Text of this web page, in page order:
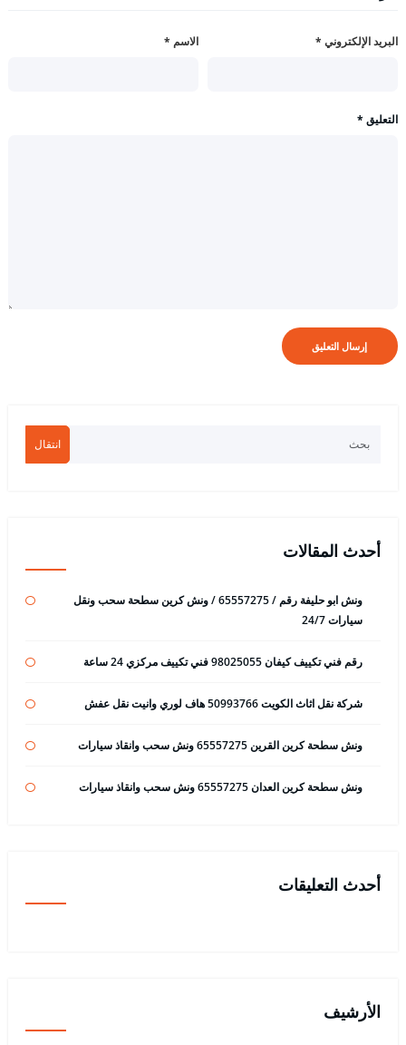
الاسم * البريد الإلكتروني *
التعليق *
انتقال
أحدث المقالات
ونش ابو حليفة رقم / 65557275 / ونش كرين سطحة سحب ونقل
سيارات 24/7
رقم فني تكييف كيفان 98025055 فني تكييف مركزي 24 ساعة
شركة نقل اثاث الكويت 50993766 هاف لوري وانيت نقل عفش
ونش سطحة كرين القرين 65557275 ونش سحب وانقاذ سيارات
ونش سطحة كرين العدان 65557275 ونش سحب وانقاذ سيارات
أحدث التعليقات
الأرشيف